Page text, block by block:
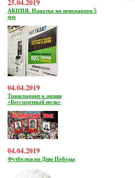
25.04.2019
АКЦИЯ. Накатка на пенокартон 5
мм
04.04.2019
Транспарант к акции
«Бессмертный полк»
04.04.2019
Футболки ко Дню Победы